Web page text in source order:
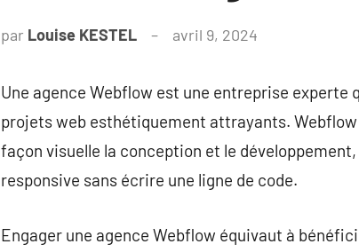
par Louise KESTEL avril 9, 2024
Une agence Webflow est une entreprise
projets web esthétiquement attrayants.
façon visuelle la conception et le
responsive sans écrire une ligne de code.
Engager une agence Webflow équivaut à